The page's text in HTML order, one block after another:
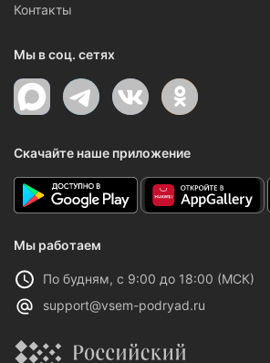
Контакты
Мы в соц. сетях
Скачайте наше приложение
Мы работаем
По будням, с 9:00 до 18:00 (МСК)
support@vsem-podryad.ru